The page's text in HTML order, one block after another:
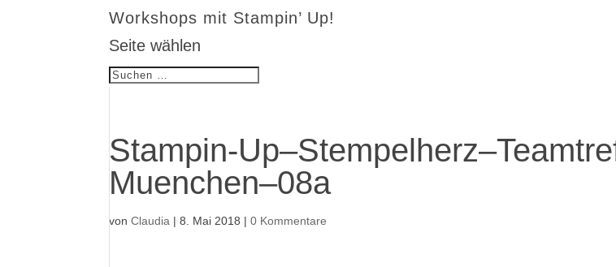
Workshops mit Stampin’ Up!
Seite wählen
Stampin-
Muenchen–08a
vonClaudia |8. Mai 2018 |0 Kommentare